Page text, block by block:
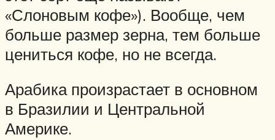
«Слоновым кофе»). Вообще, чем
больше размер зерна, тем больше
цениться кофе, но не всегда.
Арабика произрастает в основном
в Бразилии и Центральной
Америке.